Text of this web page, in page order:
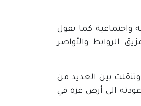
واجتماعية كما يقول
الروابط والأواصر
بين العديد من
عودته الى أرض غزة في